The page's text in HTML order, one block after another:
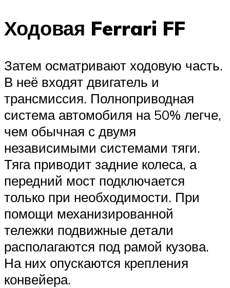
Ходовая Ferrari FF
Затем осматривают ходовую часть.
В неё входят двигатель и
трансмиссия. Полноприводная
система автомобиля на 50% легче,
чем обычная с двумя
независимыми системами тяги.
Тяга приводит задние колеса, а
передний мост подключается
только при необходимости. При
помощи механизированной
тележки подвижные детали
располагаются под рамой кузова.
На них опускаются крепления
конвейера.